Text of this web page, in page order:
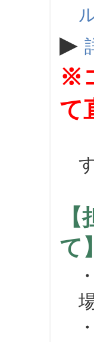
▶
※
て
て】
・
・